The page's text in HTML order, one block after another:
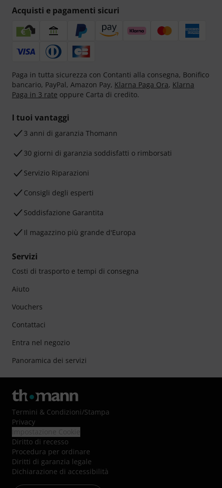
Acquisti e pagamenti sicuri
Paga in tutta sicurezza con Contanti alla consegna, Bonifico
bancario, PayPal, Amazon Pay, Klarna Paga Ora, Klarna
Paga in 3 rate oppure Carta di credito.
I tuoi vantaggi
3 anni di garanzia Thomann
30 giorni di garanzia soddisfatti o rimborsati
Servizio Riparazioni
Consigli degli esperti
Soddisfazione Garantita
Il magazzino più grande d'Europa
Servizi
Costi di trasporto e tempi di consegna
Aiuto
Vouchers
Contattaci
Entra nel negozio
Panoramica dei servizi
Termini & Condizioni/Stampa
Privacy
Diritto di recesso
Procedura per ordinare
Diritti di garanzia legale
Dichiarazione di accessibilità